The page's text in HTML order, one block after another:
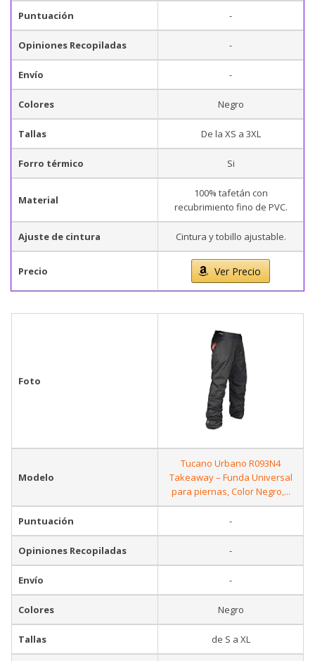
Puntuación -
Opiniones Recopiladas -
Envío -
Colores Negro
Tallas De la XS a 3XL
Forro térmico Si
Material
100% tafetán con
recubrimiento fino de PVC.
Ajuste de cintura Cintura y tobillo ajustable.
Precio Ver Precio
Foto
Modelo
Tucano Urbano R093N4
Takeaway – Funda Universal
para piernas, Color Negro,...
Puntuación -
Opiniones Recopiladas -
Envío -
Colores Negro
Tallas de S a XL